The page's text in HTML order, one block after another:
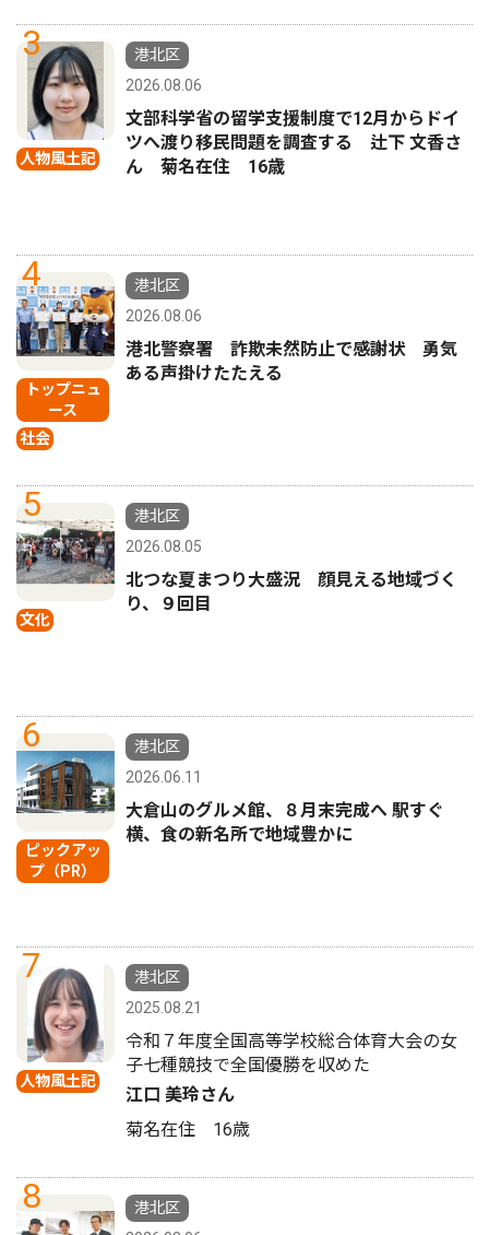
3
人物風土記
港北区
2026.08.06
文部科学省の留学支援制度で12月からドイ
ツへ渡り移民問題を調査する 辻下 文香さ
ん 菊名在住 16歳
4
トップニュ
ース
社会
港北区
2026.08.06
港北警察署 詐欺未然防止で感謝状 勇気
ある声掛けたたえる
5
文化
港北区
2026.08.05
北つな夏まつり大盛況 顔見える地域づく
り、９回目
6
ピックアッ
プ（PR）
港北区
2026.06.11
大倉山のグルメ館、８月末完成へ 駅すぐ
横、食の新名所で地域豊かに
7
人物風土記
港北区
2025.08.21
令和７年度全国高等学校総合体育大会の女
子七種競技で全国優勝を収めた
江口 美玲さん
菊名在住 16歳
8
港北区